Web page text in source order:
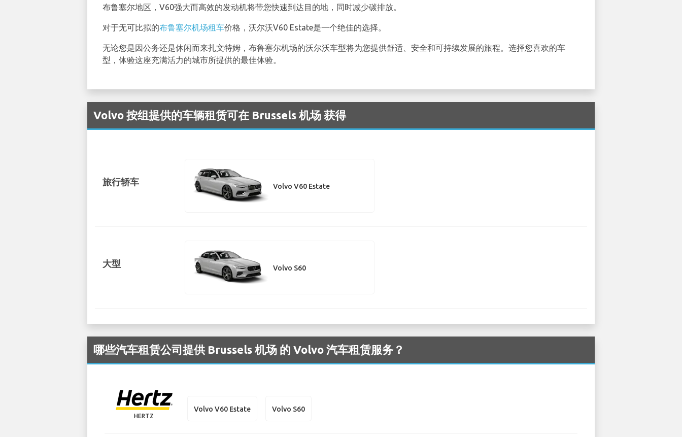
布鲁塞尔地区，V60强大而高效的发动机将带您快速到达目的地，同时减少碳排放。
对于无可比拟的布鲁塞尔机场租车价格，沃尔沃V60 Estate是一个绝佳的选择。
无论您是因公务还是休闲而来扎文特姆，布鲁塞尔机场的沃尔沃车型将为您提供舒适、安全和可持续发展的旅程。选择您喜欢的车
型，体验这座充满活力的城市所提供的最佳体验。
Volvo 按组提供的车辆租赁可在 Brussels 机场 获得
旅行轿车 Volvo V60 Estate
大型 Volvo S60
哪些汽车租赁公司提供 Brussels 机场 的 Volvo 汽车租赁服务？
HERTZ
Volvo V60 Estate Volvo S60